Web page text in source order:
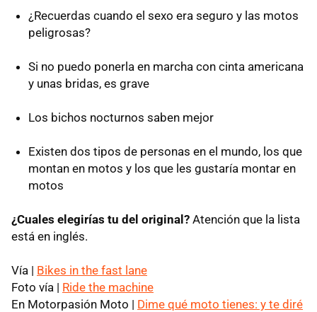
¿Recuerdas cuando el sexo era seguro y las motos
peligrosas?
Si no puedo ponerla en marcha con cinta americana
y unas bridas, es grave
Los bichos nocturnos saben mejor
Existen dos tipos de personas en el mundo, los que
montan en motos y los que les gustaría montar en
motos
¿Cuales elegirías tu del original? Atención que la lista
está en inglés.
Vía | Bikes in the fast lane
Foto vía | Ride the machine
En Motorpasión Moto | Dime qué moto tienes: y te diré